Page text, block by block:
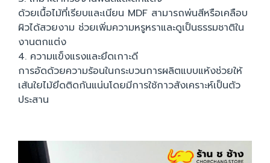
ด้วยเนื้อไม้ที่เรียบและเนียน MDF สามารถพ่นสีหรือเคลือบ
ผิวได้สวยงาม ช่วยเพิ่มความหรูหราและดูเป็นธรรมชาติใน
งานตกแต่ง
4. ความแข็งแรงและยึดเกาะดี
การอัดด้วยความร้อนในกระบวนการผลิตแบบแห้งช่วยให้
เส้นใยไม้ยึดติดกันแน่นโดยมีการใช้กาวสังเคราะห์เป็นตัว
ประสาน